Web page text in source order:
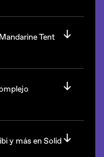
La Infanta,
Tent
Carrasco, Av
y más en Solid